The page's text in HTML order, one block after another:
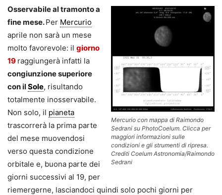
Mercurio con mappa di Raimondo
Sedrani su PhotoCoelum. Clicca per
maggiori informazioni sulle
condizioni e gli strumenti di ripresa.
Crediti Coelum Astronomia/Raimondo
Sedrani
Osservabile al tramonto a
fine mese.Per Mercurio
aprile non sarà un mese
molto favorevole: il giorno
19 raggiungerà infatti la
congiunzione superiore
con ilSole, risultando
totalmente inosservabile.
Non solo, il pianeta
trascorrerà la prima parte
del mese muovendosi
verso questa condizione
orbitale e, buona parte dei
giorni successivi al 19, per
riemergerne, lasciandoci quindi solo pochi giorni per